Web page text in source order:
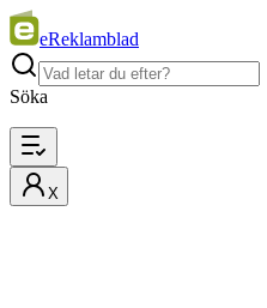
eReklamblad
Söka
X